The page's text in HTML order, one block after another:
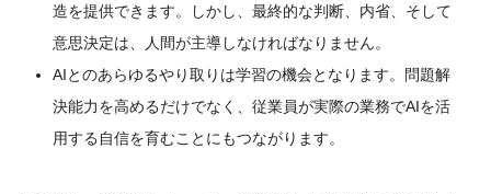
造を提供できます。しかし、最終的な判断、内省、そして
意思決定は、人間が主導しなければなりません。
AIとのあらゆるやり取りは学習の機会となります。問題解
決能力を高めるだけでなく、従業員が実際の業務でAIを活
用する自信を育むことにもつながります。